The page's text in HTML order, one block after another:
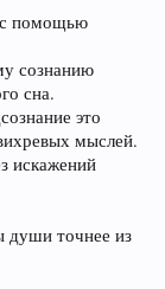
с помощью
сознанию
сна.
это
мыслей.
искажений
души точнее из